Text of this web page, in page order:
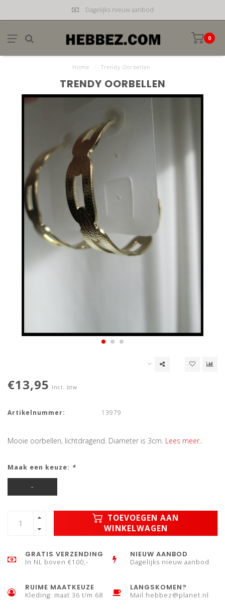
Dagelijks nieuw aanbod
0
Home Trendy Oorbellen
TRENDY OORBELLEN
€13,95 Incl. btw
Artikelnummer: 13979
Mooie oorbellen, lichtdragend. Diameter is 3cm. Lees meer..
Maak een keuze: *
-
TOEVOEGEN AAN
WINKELWAGEN
GRATIS VERZENDING
In NL boven €100,-
NIEUW AANBOD
Dagelijks nieuw aanbod
RUIME MAATKEUZE
Kleding: maat 36 t/m 68
LANGSKOMEN?
Mail hebbez@planet.nl